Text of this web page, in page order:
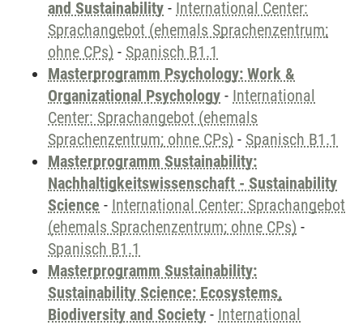
and Sustainability - International Center:
Sprachangebot (ehemals Sprachenzentrum;
ohne CPs) - Spanisch B1.1
Masterprogramm Psychology: Work &
Organizational Psychology - International
Center: Sprachangebot (ehemals
Sprachenzentrum; ohne CPs) - Spanisch B1.1
Masterprogramm Sustainability:
Nachhaltigkeitswissenschaft - Sustainability
Science - International Center: Sprachangebot
(ehemals Sprachenzentrum; ohne CPs) -
Spanisch B1.1
Masterprogramm Sustainability:
Sustainability Science: Ecosystems,
Biodiversity and Society - International